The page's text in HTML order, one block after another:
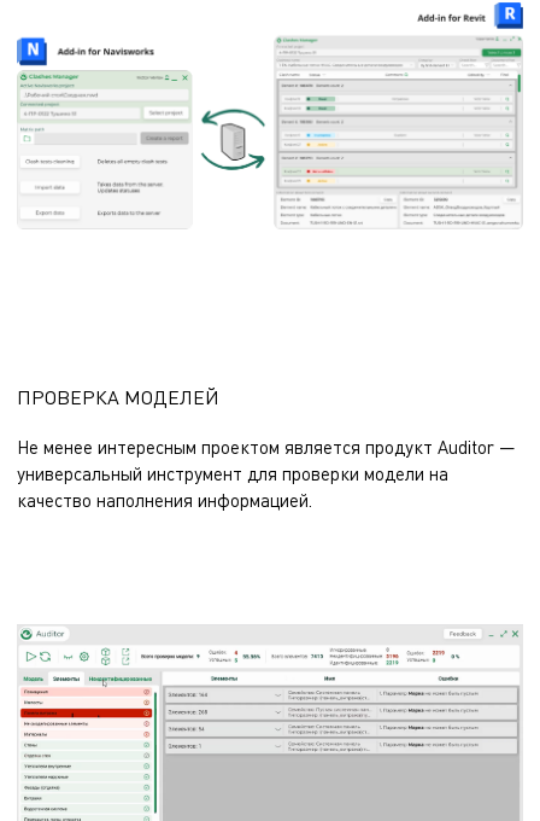
ПРОВЕРКА МОДЕЛЕЙ
Не менее интересным проектом является продукт Auditor —
универсальный инструмент для проверки модели на
качество наполнения информацией.